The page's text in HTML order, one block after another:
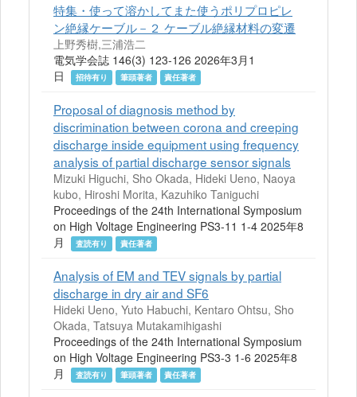
特集・使って溶かしてまた使うポリプロピレ
ン絶縁ケーブル－２ ケーブル絶縁材料の変遷
上野秀樹,三浦浩二
電気学会誌 146(3) 123-126 2026年3月1
日
招待有り 筆頭著者 責任著者
Proposal of diagnosis method by
discrimination between corona and creeping
discharge inside equipment using frequency
analysis of partial discharge sensor signals
Mizuki Higuchi, Sho Okada, Hideki Ueno, Naoya
kubo, Hiroshi Morita, Kazuhiko Taniguchi
Proceedings of the 24th International Symposium
on High Voltage Engineering PS3-11 1-4 2025年8
月
査読有り 責任著者
Analysis of EM and TEV signals by partial
discharge in dry air and SF6
Hideki Ueno, Yuto Habuchi, Kentaro Ohtsu, Sho
Okada, Tatsuya Mutakamihigashi
Proceedings of the 24th International Symposium
on High Voltage Engineering PS3-3 1-6 2025年8
月
査読有り 筆頭著者 責任著者